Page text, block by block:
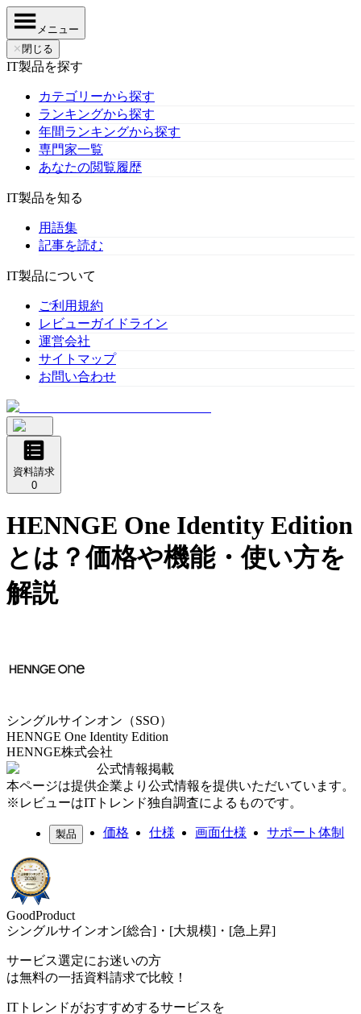
メニュー
✕ 閉じる
IT製品を探す
カテゴリーから探す
ランキングから探す
年間ランキングから探す
専門家一覧
あなたの閲覧履歴
IT製品を知る
用語集
記事を読む
IT製品について
ご利用規約
レビューガイドライン
運営会社
サイトマップ
お問い合わせ
資料請求
0
HENNGE One Identity Edition
とは？価格や機能・使い方を
解説
シングルサインオン（SSO）
HENNGE One Identity Edition
HENNGE株式会社
公式情報掲載
本ページは提供企業より公式情報を提供いただいています。
※レビューはITトレンド独自調査によるものです。
製品 価格 仕様 画面仕様 サポート体制
GoodProduct
シングルサインオン[総合]・[大規模]・[急上昇]
サービス選定にお迷いの方
は無料の一括資料請求で比較！
ITトレンドがおすすめするサービスを